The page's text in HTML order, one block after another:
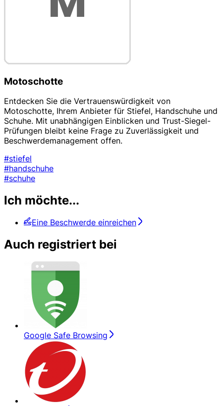
Motoschotte
Entdecken Sie die Vertrauenswürdigkeit von
Motoschotte, Ihrem Anbieter für Stiefel, Handschuhe und
Schuhe. Mit unabhängigen Einblicken und Trust-Siegel-
Prüfungen bleibt keine Frage zu Zuverlässigkeit und
Beschwerdemanagement offen.
#stiefel
#handschuhe
#schuhe
Ich möchte...
Eine Beschwerde einreichen
Auch registriert bei
Google Safe Browsing